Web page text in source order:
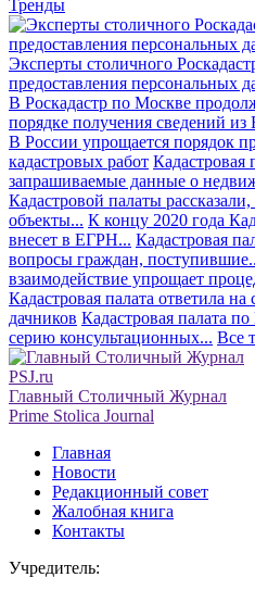
Тренды
Эксперты столичного
предоставления персональных
В Роскадастр по Москве
порядке получения сведений из
В России упрощается порядок
кадастровых работ Кадастровая
запрашиваемые данные о
Кадастровой палаты
объекты... К концу 2020 года
внесет в ЕГРН... Кадастровая
вопросы граждан,
взаимодействие упрощает
Кадастровая палата ответила
дачников Кадастровая палата
серию консультационных... Все
PSJ.ru
Главный Столичный Журнал
Prime Stolica Journal
Главная
Новости
Редакционный совет
Жалобная книга
Контакты
Учредитель: